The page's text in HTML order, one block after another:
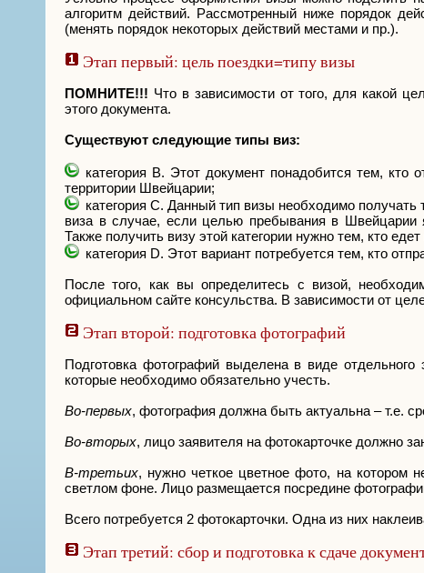
алгоритм действий. Рассмотренный ниже порядок
(менять порядок некоторых действий местами и пр.).
Этап первый: цель поездки=типу визы
ПОМНИТЕ!!! Что в зависимости от того, для какой
этого документа.
Существуют следующие типы виз:
категория B. Этот документ понадобится тем, кто
территории Швейцарии;
категория C. Данный тип визы необходимо
виза в случае, если целью пребывания в Швейцарии
Также получить визу этой категории нужно тем, кто
категория D. Этот вариант потребуется тем, кто
После того, как вы определитесь с визой,
официальном сайте консульства. В зависимости от
Этап второй: подготовка фотографий
Подготовка фотографий выделена в виде
которые необходимо обязательно учесть.
Во-первых, фотография должна быть актуальна – т.е.
Во-вторых, лицо заявителя на фотокарточке должно
В-третьих, нужно четкое цветное фото, на котором
светлом фоне. Лицо размещается посредине
Всего потребуется 2 фотокарточки. Одна из них
Этап третий: сбор и подготовка к сдаче